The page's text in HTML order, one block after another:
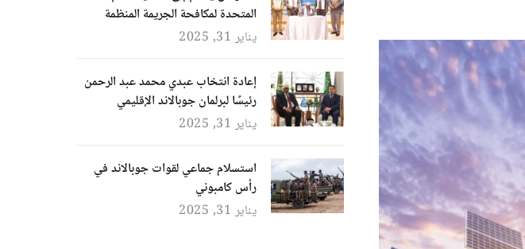
المتحدة لمكافحة الجريمة المنظمة
يناير 31, 2025
إعادة انتخاب عبدي محمد عبد الرحمن
رئيسًا لبرلمان جوبالاند الإقليمي
يناير 31, 2025
استسلام جماعي لقوات جوبالاند في
رأس كامبوني
يناير 31, 2025